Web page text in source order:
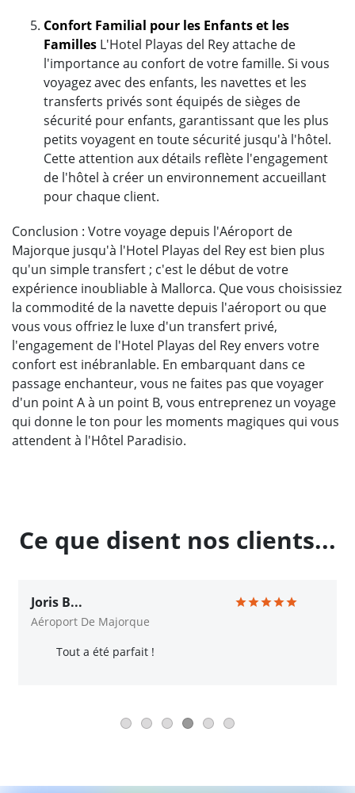
Confort Familial pour les Enfants et les
Familles L'Hotel Playas del Rey attache de
l'importance au confort de votre famille. Si vous
voyagez avec des enfants, les navettes et les
transferts privés sont équipés de sièges de
sécurité pour enfants, garantissant que les plus
petits voyagent en toute sécurité jusqu'à l'hôtel.
Cette attention aux détails reflète l'engagement
de l'hôtel à créer un environnement accueillant
pour chaque client.
Conclusion : Votre voyage depuis l'Aéroport de
Majorque jusqu'à l'Hotel Playas del Rey est bien plus
qu'un simple transfert ; c'est le début de votre
expérience inoubliable à Mallorca. Que vous choisissiez
la commodité de la navette depuis l'aéroport ou que
vous vous offriez le luxe d'un transfert privé,
l'engagement de l'Hotel Playas del Rey envers votre
confort est inébranlable. En embarquant dans ce
passage enchanteur, vous ne faites pas que voyager
d'un point A à un point B, vous entreprenez un voyage
qui donne le ton pour les moments magiques qui vous
attendent à l'Hôtel Paradisio.
Ce que disent nos clients...
Joris B...
Aéroport De Majorque
Tout a été parfait !